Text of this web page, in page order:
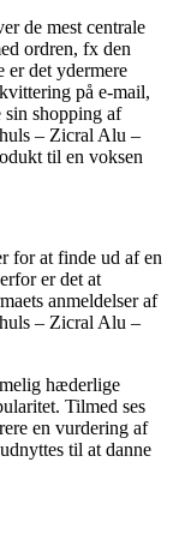
de mest centrale
ordren, fx den
er det ydermere
på e-mail,
sin shopping af
– Zicral Alu –
til en voksen
for at finde ud af en
er det at
anmeldelser af
– Zicral Alu –
hæderlige
Tilmed ses
en vurdering af
til at danne